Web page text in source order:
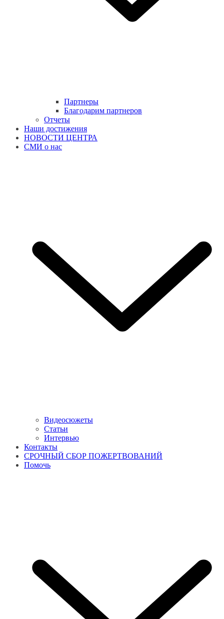
Партнеры
Благодарим партнеров
Отчеты
Наши достижения
НОВОСТИ ЦЕНТРА
СМИ о нас
Видеосюжеты
Статьи
Интервью
Контакты
СРОЧНЫЙ СБОР ПОЖЕРТВОВАНИЙ
Помочь